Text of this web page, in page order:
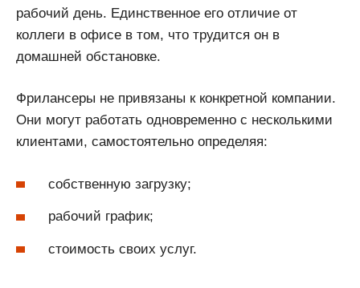
рабочий день. Единственное его отличие от
коллеги в офисе в том, что трудится он в
домашней обстановке.
Фрилансеры не привязаны к конкретной компании.
Они могут работать одновременно с несколькими
клиентами, самостоятельно определяя:
собственную загрузку;
рабочий график;
стоимость своих услуг.